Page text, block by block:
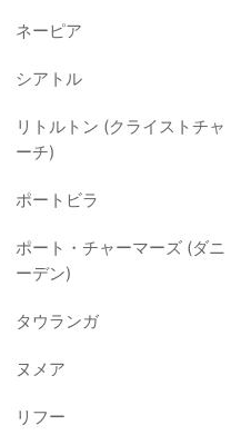
ネーピア
シアトル
リトルトン (クライストチャ
ーチ)
ポートビラ
ポート・チャーマーズ (ダニ
ーデン)
タウランガ
ヌメア
リフー